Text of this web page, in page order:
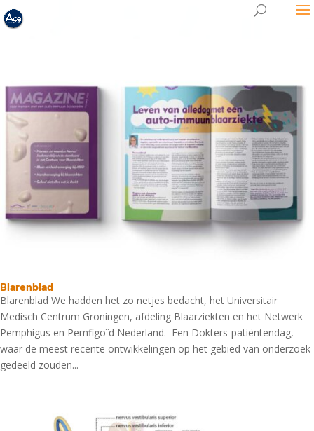
Blarenblad
Blarenblad We hadden het zo netjes bedacht, het Universitair
Medisch Centrum Groningen, afdeling Blaarziekten en het Netwerk
Pemphigus en Pemfigoïd Nederland. Een Dokters-patiëntendag,
waar de meest recente ontwikkelingen op het gebied van onderzoek
gedeeld zouden...